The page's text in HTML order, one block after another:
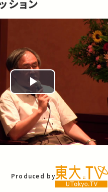
ション
Play
Video
Produced by